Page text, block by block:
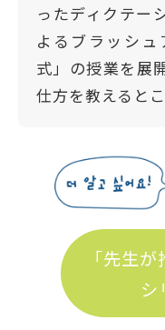
ったディクテー
よるブラッシ
式」の授業を展
仕方を教えると
「先生
シ